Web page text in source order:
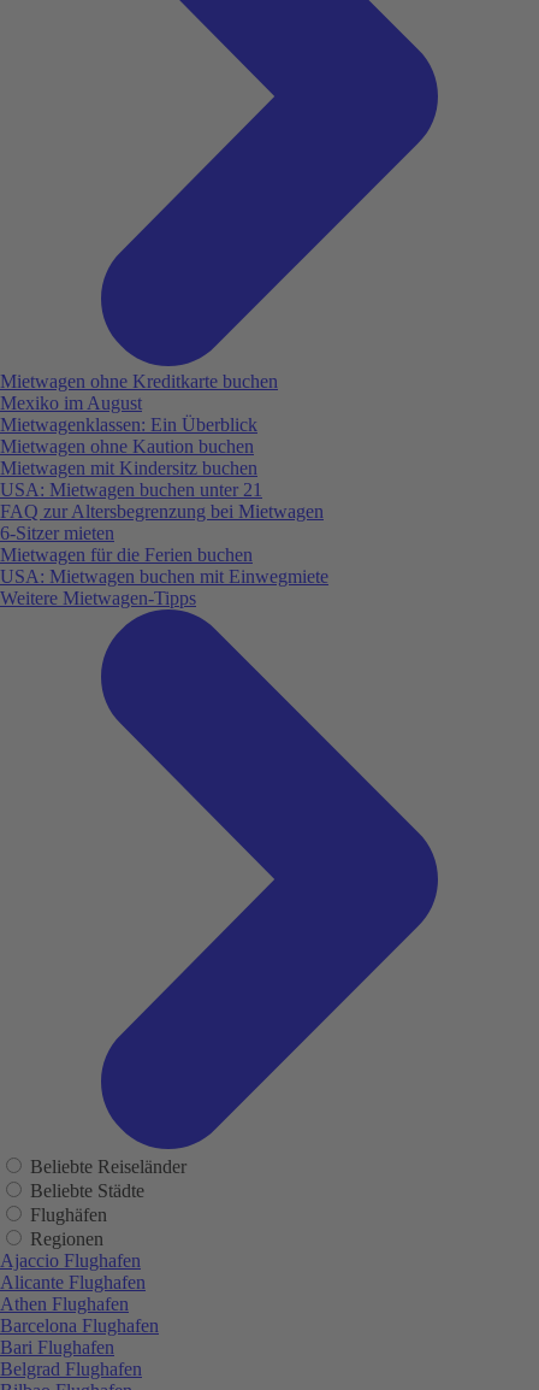
Mietwagen ohne Kreditkarte buchen
Mexiko im August
Mietwagenklassen: Ein Überblick
Mietwagen ohne Kaution buchen
Mietwagen mit Kindersitz buchen
USA: Mietwagen buchen unter 21
FAQ zur Altersbegrenzung bei Mietwagen
6-Sitzer mieten
Mietwagen für die Ferien buchen
USA: Mietwagen buchen mit Einwegmiete
Weitere Mietwagen-Tipps
Beliebte Reiseländer
Beliebte Städte
Flughäfen
Regionen
Ajaccio Flughafen
Alicante Flughafen
Athen Flughafen
Barcelona Flughafen
Bari Flughafen
Belgrad Flughafen